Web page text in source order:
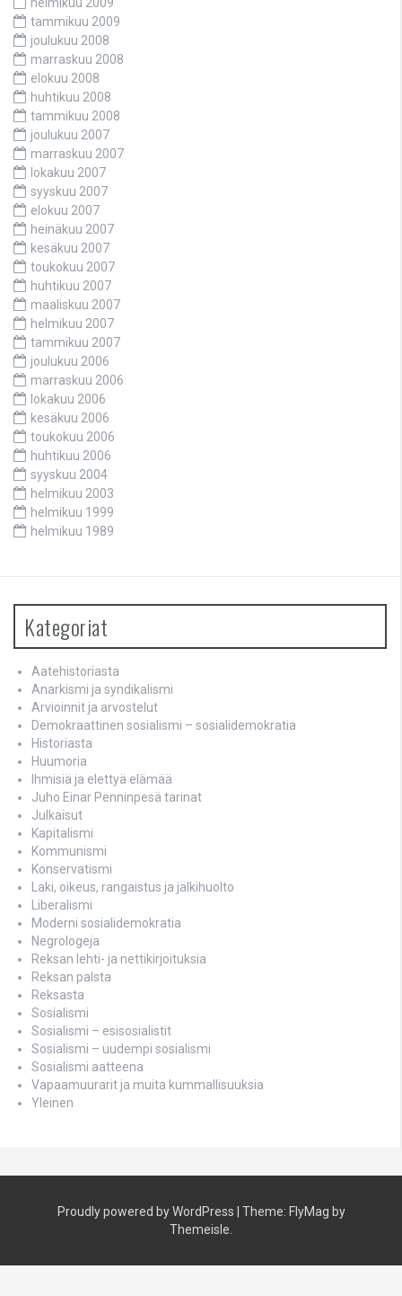
tammikuu 2009
joulukuu 2008
marraskuu 2008
elokuu 2008
huhtikuu 2008
tammikuu 2008
joulukuu 2007
marraskuu 2007
lokakuu 2007
syyskuu 2007
elokuu 2007
heinäkuu 2007
kesäkuu 2007
toukokuu 2007
huhtikuu 2007
maaliskuu 2007
helmikuu 2007
tammikuu 2007
joulukuu 2006
marraskuu 2006
lokakuu 2006
kesäkuu 2006
toukokuu 2006
huhtikuu 2006
syyskuu 2004
helmikuu 2003
helmikuu 1999
helmikuu 1989
Kategoriat
Aatehistoriasta
Anarkismi ja syndikalismi
Arvioinnit ja arvostelut
Demokraattinen sosialismi – sosialidemokratia
Historiasta
Huumoria
Ihmisiä ja elettyä elämää
Juho Einar Penninpesä tarinat
Julkaisut
Kapitalismi
Kommunismi
Konservatismi
Laki, oikeus, rangaistus ja jälkihuolto
Liberalismi
Moderni sosialidemokratia
Negrologeja
Reksan lehti- ja nettikirjoituksia
Reksan palsta
Reksasta
Sosialismi
Sosialismi – esisosialistit
Sosialismi – uudempi sosialismi
Sosialismi aatteena
Vapaamuurarit ja muita kummallisuuksia
Yleinen
Proudly powered by WordPress Theme: FlyMag by
Themeisle.